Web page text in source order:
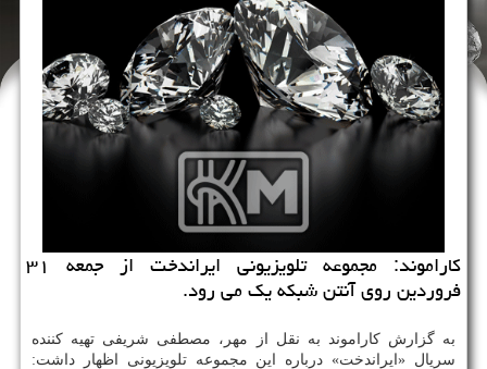
كاراموند: مجموعه تلویزیونی ایراندخت از جمعه ۳۱
فروردین روی آنتن شبكه یك می رود.
به گزارش كاراموند به نقل از مهر، مصطفی شریفی تهیه كننده
سریال «ایراندخت» درباره این مجموعه تلویزیونی اظهار داشت: